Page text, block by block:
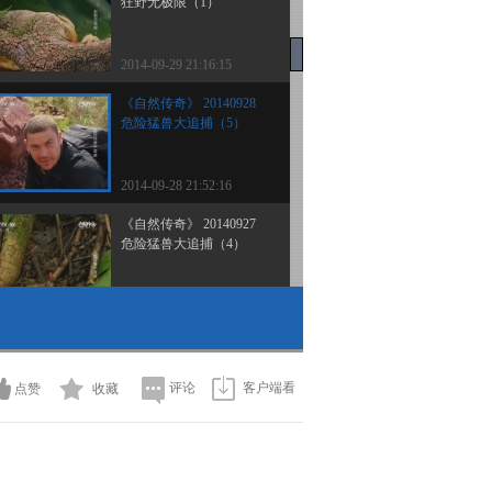
2014-09-29 21:16:15
《自然传奇》 20140928
危险猛兽大追捕（5）
2014-09-28 21:52:16
《自然传奇》 20140927
危险猛兽大追捕（4）
2014-09-27 08:30:07
点赞 收藏 评论 客户端看